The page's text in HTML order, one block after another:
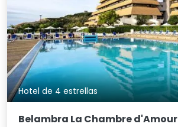
Hotel de 4 estrellas
Belambra La Chambre d'Amour